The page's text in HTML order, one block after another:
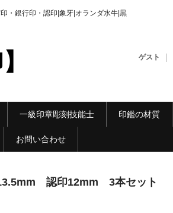
・銀行印・認印|象牙|オランダ水牛|黒
ゲスト
一級印章彫刻技能士 印鑑の材質
お問い合わせ
認印12mm 3本セット